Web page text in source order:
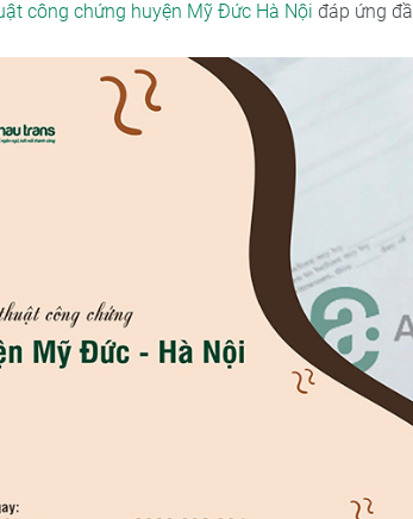
công chứng huyện Mỹ Đức Hà Nội đáp ứng